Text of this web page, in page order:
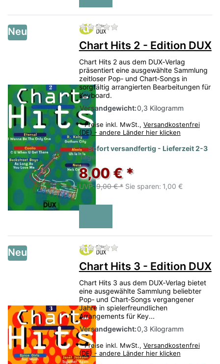
Neu Zu diesem Produkt liegen
Chart Hits 2 - Edition DUX
Chart Hits 2 aus dem DUX‑Verlag
präsentiert eine ausgewählte Sammlung
zeitloser Pop‑ und Chart‑Songs in
sorgfältig arrangierten Bearbeitungen für
Keyboard.
Versandgewicht:0,3 Kilogramm
* Preise inkl. MwSt., Versandkostenfrei
(DE) - andere Länder hier klicken
Sofort versandfertig - Lieferzeit 2-3
Tage
8,00 € *
UVP:9,00 € * Sie sparen: 1,00 €
Neu Zu diesem Produkt liegen
Chart Hits 3 - Edition DUX
Chart Hits 3 aus dem DUX‑Verlag bietet
eine ausgewählte Sammlung beliebter
Pop‑ und Chart‑Songs vergangener
Jahre in spielerfreundlichen
Arrangements für Key...
Versandgewicht:0,3 Kilogramm
* Preise inkl. MwSt., Versandkostenfrei
(DE) - andere Länder hier klicken